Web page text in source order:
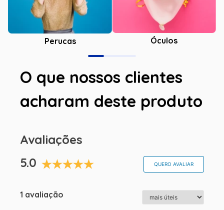
Perucas Óculos
O que nossos clientes
acharam deste produto
Avaliações
5.0
QUERO AVALIAR
1 avaliação